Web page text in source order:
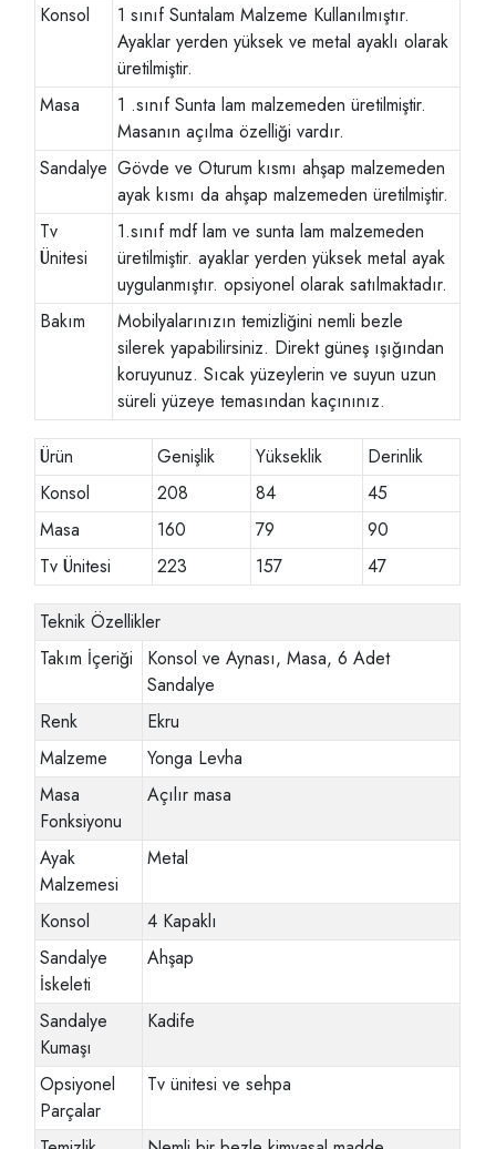
Konsol
1 sınıf Suntalam Malzeme Kullanılmıştır.
Ayaklar yerden yüksek ve metal ayaklı olarak
üretilmiştir.
Masa
1 .sınıf Sunta lam malzemeden üretilmiştir.
Masanın açılma özelliği vardır.
Sandalye Gövde ve Oturum kısmı ahşap malzemeden
ayak kısmı da ahşap malzemeden üretilmiştir.
Tv
Ünitesi
1.sınıf mdf lam ve sunta lam malzemeden
üretilmiştir. ayaklar yerden yüksek metal ayak
uygulanmıştır. opsiyonel olarak satılmaktadır.
Bakım
Mobilyalarınızın temizliğini nemli bezle
silerek yapabilirsiniz. Direkt güneş ışığından
koruyunuz. Sıcak yüzeylerin ve suyun uzun
süreli yüzeye temasından kaçınınız.
Ürün Genişlik Yükseklik
Derinlik
Konsol
208 84
45
Masa
160 79
90
Tv Ünitesi
223 157 47
Teknik Özellikler
Takım İçeriği
Konsol ve Aynası, Masa, 6 Adet
Sandalye
Renk
Ekru
Malzeme
Yonga Levha
Masa
Fonksiyonu
Açılır masa
Ayak
Malzemesi
Metal
Konsol
4 Kapaklı
Sandalye
İskeleti
Ahşap
Sandalye
Kumaşı
Kadife
Opsiyonel
Parçalar
Tv ünitesi ve sehpa